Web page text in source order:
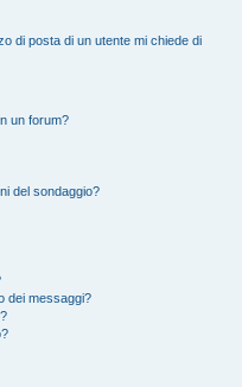
di posta di un utente mi chiede di
un forum?
del sondaggio?
dei messaggi?